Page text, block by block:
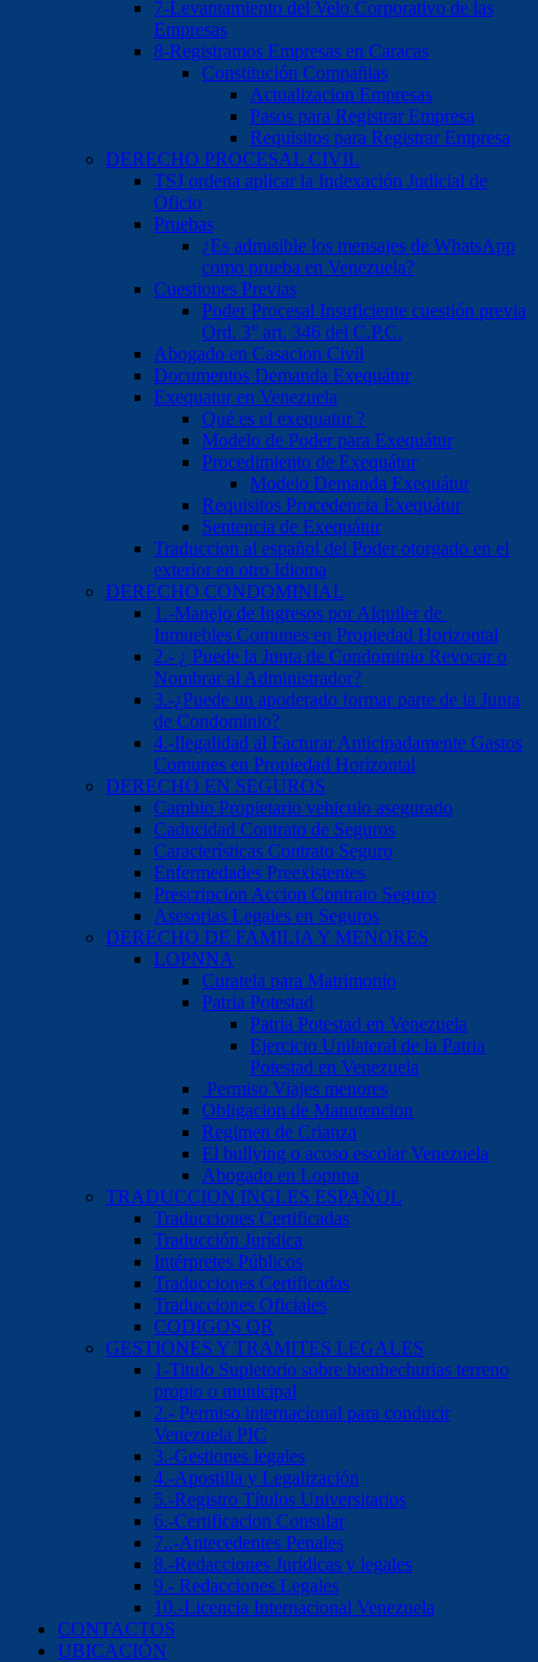
7-Levantamiento del Velo Corporativo de las
Empresas
8-Registramos Empresas en Caracas
Constitución Compañias
Actualizacion Empresas
Pasos para Registrar Empresa
Requisitos para Registrar Empresa
DERECHO PROCESAL CIVIL
TSJ ordena aplicar la Indexación Judicial de
Oficio
Pruebas
¿Es admisible los mensajes de WhatsApp
como prueba en Venezuela?
Cuestiones Previas
Poder Procesal Insuficiente cuestión previa
Ord. 3° art. 346 del C.P.C.
Abogado en Casacion Civil
Documentos Demanda Exequátur
Exequatur en Venezuela
Qué es el exequatur ?
Modelo de Poder para Exequátur
Procedimiento de Exequátur
Modelo Demanda Exequátur
Requisitos Procedencia Exequátur
Sentencia de Exequátur
Traduccion al español del Poder otorgado en el
exterior en otro Idioma
DERECHO CONDOMINIAL
1.-Manejo de Ingresos por Alquiler de
Inmuebles Comunes en Propiedad Horizontal
2.- ¿ Puede la Junta de Condominio Revocar o
Nombrar al Administrador?
3.-¿Puede un apoderado formar parte de la Junta
de Condominio?
4.-Ilegalidad al Facturar Anticipadamente Gastos
Comunes en Propiedad Horizontal
DERECHO EN SEGUROS
Cambio Propietario vehiculo asegurado
Caducidad Contrato de Seguros
Características Contrato Seguro
Enfermedades Preexistentes
Prescripcion Accion Contrato Seguro
Asesorias Legales en Seguros
DERECHO DE FAMILIA Y MENORES
LOPNNA
Curatela para Matrimonio
Patria Potestad
Patria Potestad en Venezuela
Ejercicio Unilateral de la Patria
Potestad en Venezuela
Permiso Viajes menores
Obligacion de Manutencion
Regimen de Crianza
El bullying o acoso escolar Venezuela
Abogado en Lopnna
TRADUCCION INGLES ESPAÑOL
Traducciones Certificadas
Traducción Jurídica
Intérpretes Públicos
Traducciones Certificadas
Traducciones Oficiales
CODIGOS QR
GESTIONES Y TRAMITES LEGALES
1-Titulo Supletorio sobre bienhechurias terreno
propio o municipal
2.- Permiso internacional para conducir
Venezuela PIC
3.-Gestiones legales
4.-Apostilla y Legalización
5.-Registro Títulos Universitarios
6.-Certificacion Consular
7..-Antecedentes Penales
8.-Redacciones Jurídicas y legales
9.- Redacciones Legales
10.-Licencia Internacional Venezuela
CONTACTOS
UBICACIÓN